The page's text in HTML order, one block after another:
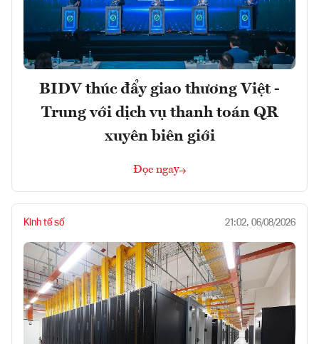
BIDV thúc đẩy giao thương Việt -
Trung với dịch vụ thanh toán QR
xuyên biên giới
Đọc ngay
Kinh tế số 21:02, 06/08/2026